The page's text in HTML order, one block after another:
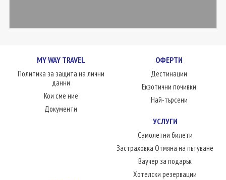
MY WAY TRAVEL
Политика за защита на лични
данни
Кои сме ние
Документи
ОФЕРТИ
Дестинации
Екзотични почивки
Най-търсени
УСЛУГИ
Самолетни билети
Застраховка Отмяна на пътуване
Ваучер за подарък
Хотелски резервации